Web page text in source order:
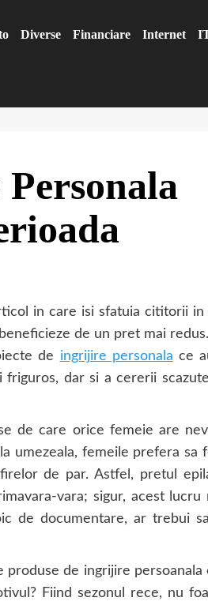
Diverse Financiare Internet
in care isi sfatuia cititorii
de un pret mai redus.
de ingrijire personala ce
dar si a cererii
de care orice femeie are
umezeala, femeile prefera sa
de par. Astfel, pretul
vara; sigur, acest lucru
de documentare, ar trebui
produse de ingrijire
Fiind sezonul rece, nu